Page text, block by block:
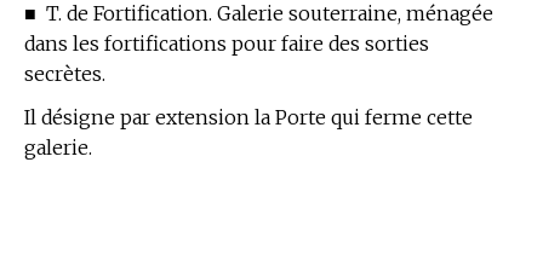
■ T. de Fortification. Galerie souterraine, ménagée
dans les fortifications pour faire des sorties
secrètes.
Il désigne par extension la Porte qui ferme cette
galerie.